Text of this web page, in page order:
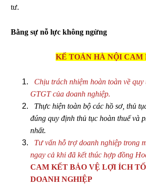
tư.
Bằng sự nỗ lực không ngừng
KẾ TOÁN HÀ NỘI CAM
Chịu trách nhiệm hoàn toàn về
GTGT của doanh nghiệp.
Thực hiện toàn bộ các hồ sơ, thủ
đúng quy định thủ tục hoàn thuế và
nhất.
Tư vấn hỗ trợ doanh nghiệp trong
ngay cả khi đã kết thúc hợp đồng
CAM KẾT BẢO VỆ LỢI ÍCH
DOANH NGHIỆP